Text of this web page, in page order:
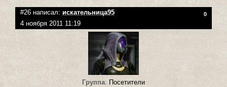
#26 написал: искательница95 0
4 ноября 2011 11:19
Группа: Посетители